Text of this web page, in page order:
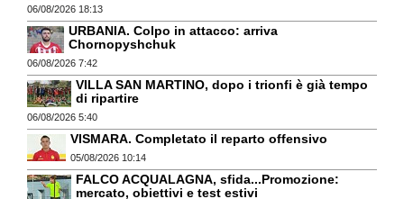
06/08/2026 18:13
URBANIA. Colpo in attacco: arriva
Chornopyshchuk
06/08/2026 7:42
VILLA SAN MARTINO, dopo i trionfi è già tempo
di ripartire
06/08/2026 5:40
VISMARA. Completato il reparto offensivo
05/08/2026 10:14
FALCO ACQUALAGNA, sfida...Promozione:
mercato, obiettivi e test estivi